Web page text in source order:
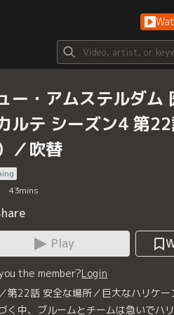
ー・アムステルダム
ルテ シーズン4 第
／吹替
43mins
Play
the member?Login
第22話 安全な場所／巨大なハリケー
く中、ブルームとチームは急いでハ